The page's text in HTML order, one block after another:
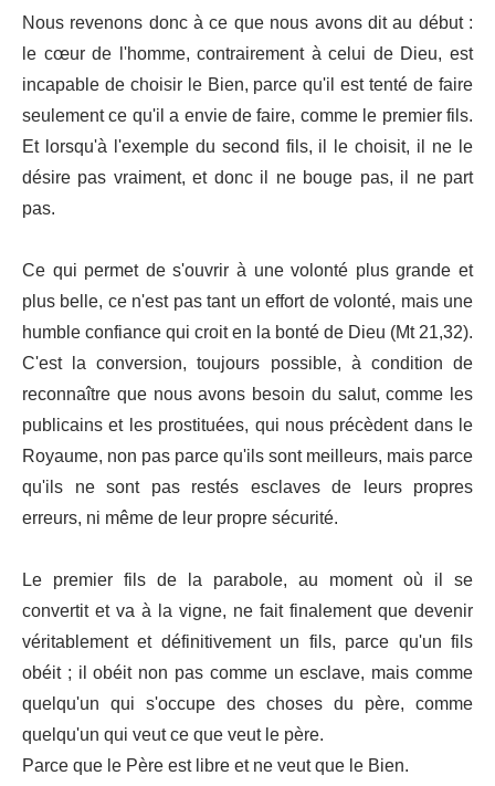
Nous revenons donc à ce que nous avons dit au début :
le cœur de l'homme, contrairement à celui de Dieu, est
incapable de choisir le Bien, parce qu'il est tenté de faire
seulement ce qu'il a envie de faire, comme le premier fils.
Et lorsqu'à l'exemple du second fils, il le choisit, il ne le
désire pas vraiment, et donc il ne bouge pas, il ne part
pas.
Ce qui permet de s'ouvrir à une volonté plus grande et
plus belle, ce n'est pas tant un effort de volonté, mais une
humble confiance qui croit en la bonté de Dieu (Mt 21,32).
C'est la conversion, toujours possible, à condition de
reconnaître que nous avons besoin du salut, comme les
publicains et les prostituées, qui nous précèdent dans le
Royaume, non pas parce qu'ils sont meilleurs, mais parce
qu'ils ne sont pas restés esclaves de leurs propres
erreurs, ni même de leur propre sécurité.
Le premier fils de la parabole, au moment où il se
convertit et va à la vigne, ne fait finalement que devenir
véritablement et définitivement un fils, parce qu'un fils
obéit ; il obéit non pas comme un esclave, mais comme
quelqu'un qui s'occupe des choses du père, comme
quelqu'un qui veut ce que veut le père.
Parce que le Père est libre et ne veut que le Bien.